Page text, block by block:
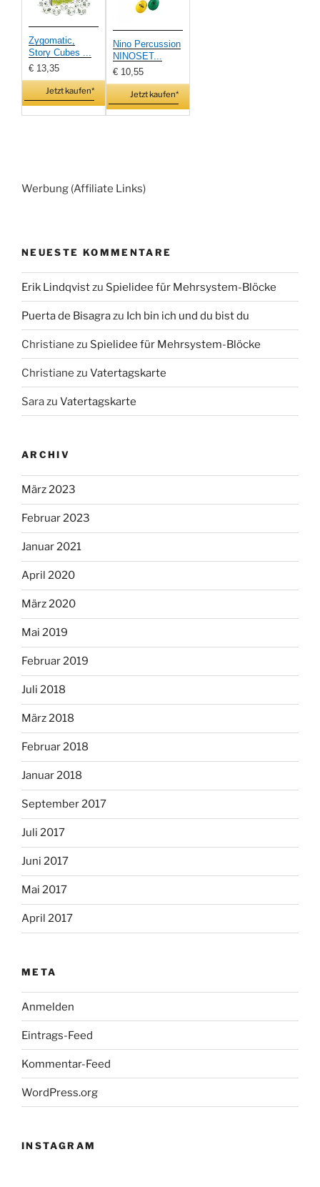
Zygomatic,
Story Cubes ...
€ 13,35
Jetzt kaufen*
Nino Percussion
NINOSET...
€ 10,55
Jetzt kaufen*
Werbung (Affiliate Links)
NEUESTE KOMMENTARE
Erik Lindqvistzu Spielidee für Mehrsystem-Blöcke
Puerta de Bisagrazu Ich bin ich und du bist du
Christiane zu Spielidee für Mehrsystem-Blöcke
Christiane zu Vatertagskarte
Sarazu Vatertagskarte
ARCHIV
März 2023
Februar 2023
Januar 2021
April 2020
März 2020
Mai 2019
Februar 2019
Juli 2018
März 2018
Februar 2018
Januar 2018
September 2017
Juli 2017
Juni 2017
Mai 2017
April 2017
META
Anmelden
Eintrags-Feed
Kommentar-Feed
WordPress.org
INSTAGRAM